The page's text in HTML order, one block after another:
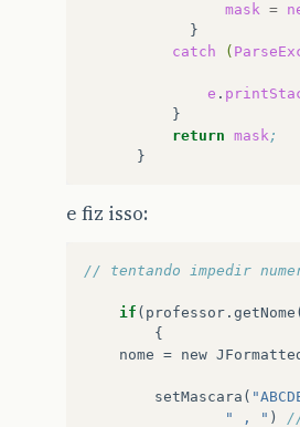
mask =
catch
(
e .
}
return mask;
e fiz isso:
// tentando impedir
if ( professor . getNome
{
nome = new
setMascara (
" , " )